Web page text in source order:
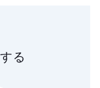
る